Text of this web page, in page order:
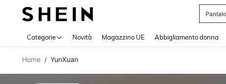
Categorie Novità Magazzino UE Abbigliamento donna
Home / YunXuan